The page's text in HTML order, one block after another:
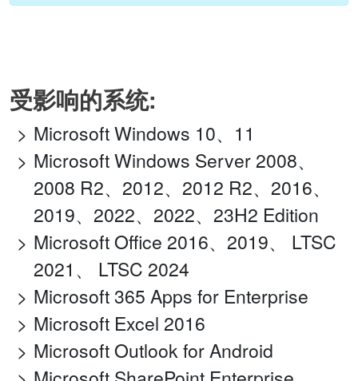
受影响的系统:
Microsoft Windows 10、11
Microsoft Windows Server 2008、
2008 R2、2012、2012 R2、2016、
2019、2022、2022、23H2 Edition
Microsoft Office 2016、2019、 LTSC
2021、 LTSC 2024
Microsoft 365 Apps for Enterprise
Microsoft Excel 2016
Microsoft Outlook for Android